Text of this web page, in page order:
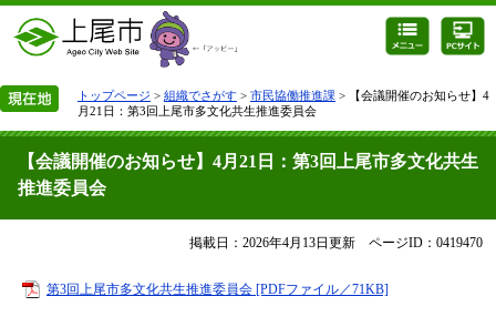
トップページ > 組織でさがす > 市民協働推進課 > 【会議開催のお知らせ】4
月21日：第3回上尾市多文化共生推進委員会
【会議開催のお知らせ】4月21日：第3回上尾市多文化共生
推進委員会
掲載日：2026年4月13日更新 ページID：0419470
第3回上尾市多文化共生推進委員会 [PDFファイル／71KB]